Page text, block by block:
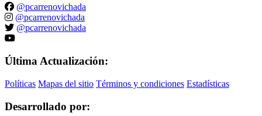
@pcarrenovichada
@pcarrenovichada
@pcarrenovichada
Última Actualización:
Políticas Mapas del sitio Términos y condiciones Estadísticas
Desarrollado por: